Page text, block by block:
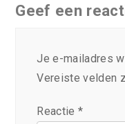
Geef een
Je e-mailadres
Vereiste velden
Reactie *